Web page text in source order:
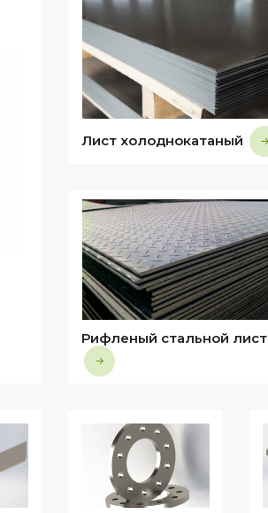
Лист холоднокатаный
Рифленый стальной лист